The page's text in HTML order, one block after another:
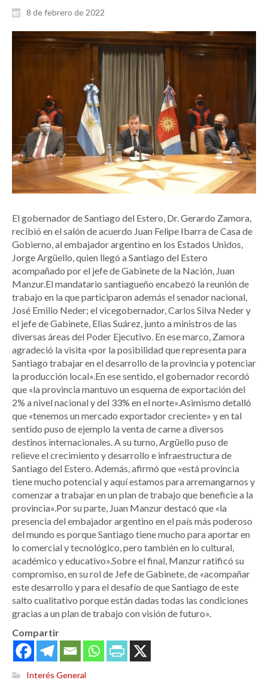
8 de febrero de 2022
El gobernador de Santiago del Estero, Dr. Gerardo Zamora,
recibió en el salón de acuerdo Juan Felipe Ibarra de Casa de
Gobierno, al embajador argentino en los Estados Unidos,
Jorge Argüello, quien llegó a Santiago del Estero
acompañado por el jefe de Gabinete de la Nación, Juan
Manzur.El mandatario santiagueño encabezó la reunión de
trabajo en la que participaron además el senador nacional,
José Emilio Neder; el vicegobernador, Carlos Silva Neder y
el jefe de Gabinete, Elias Suárez, junto a ministros de las
diversas áreas del Poder Ejecutivo. En ese marco, Zamora
agradeció la visita «por la posibilidad que representa para
Santiago trabajar en el desarrollo de la provincia y potenciar
la producción local».En ese sentido, el gobernador recordó
que «la provincia mantuvo un esquema de exportación del
2% a nivel nacional y del 33% en el norte».Asimismo detalló
que «tenemos un mercado exportador creciente» y en tal
sentido puso de ejemplo la venta de carne a diversos
destinos internacionales. A su turno, Argüello puso de
relieve el crecimiento y desarrollo e infraestructura de
Santiago del Estero. Además, afirmó que «está provincia
tiene mucho potencial y aquí estamos para arremangarnos y
comenzar a trabajar en un plan de trabajo que beneficie a la
provincia».Por su parte, Juan Manzur destacó que «la
presencia del embajador argentino en el país más poderoso
del mundo es porque Santiago tiene mucho para aportar en
lo comercial y tecnológico, pero también en lo cultural,
académico y educativo».Sobre el final, Manzur ratificó su
compromiso, en su rol de Jefe de Gabinete, de «acompañar
este desarrollo y para el desafío de que Santiago de este
salto cualitativo porque están dadas todas las condiciones
gracias a un plan de trabajo con visión de futuro».
Compartir
Interés General